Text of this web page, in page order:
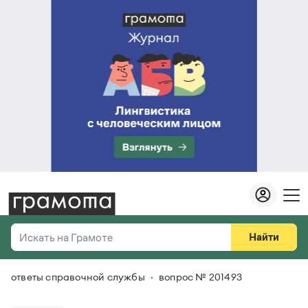
Искать на Грамоте
Справочная служба
Найти
Везде
ответы справочной службы вопрос № 201493